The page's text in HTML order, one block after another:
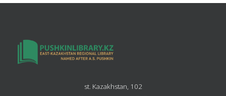
st. Kazakhstan, 102